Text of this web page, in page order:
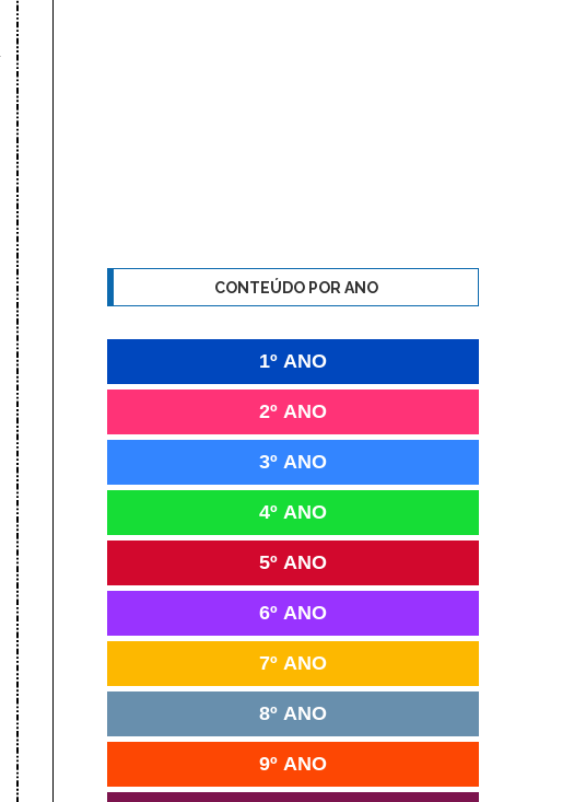
CONTEÚDO POR ANO
1º ANO
2º ANO
3º ANO
4º ANO
5º ANO
6º ANO
7º ANO
8º ANO
9º ANO